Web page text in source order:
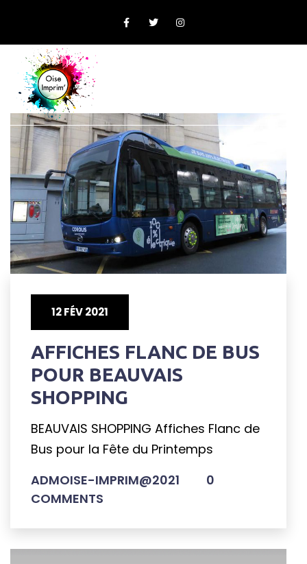
12 FÉV 2021
AFFICHES FLANC DE BUS
POUR BEAUVAIS
SHOPPING
BEAUVAIS SHOPPING Affiches Flanc de
Bus pour la Fête du Printemps
ADMOISE-IMPRIM@2021
0
COMMENTS